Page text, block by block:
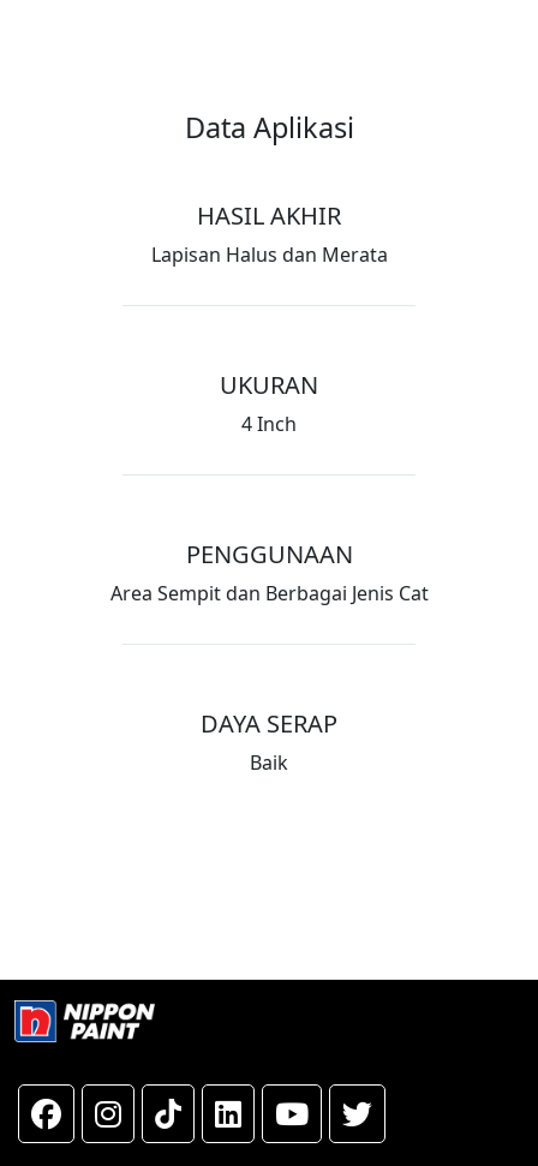
Data Aplikasi
HASIL AKHIR
Lapisan Halus dan Merata
UKURAN
4 Inch
PENGGUNAAN
Area Sempit dan Berbagai Jenis Cat
DAYA SERAP
Baik